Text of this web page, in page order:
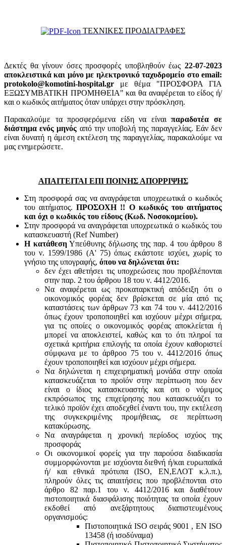
ΤΕΧΝΙΚΕΣ ΠΡΟΔΙΑΓΡΑΦΕΣ
Δεκτές θα γίνουν όσες προσφορές υποβληθούν έως 22-07-2023
αποκλειστικά και μόνο με ηλεκτρονικό ταχυδρομείο στο email:
protokolo@komotini-hospital.gr με θέμα "ΠΡΟΣΦΟΡΑ ΓΙΑ
ΕΞΩΣΥΜΒΑΤΙΚΗ ΠΡΟΜΗΘΕΙΑ" και θα αναφέρεται το είδος ή/
και ο κωδικός αιτήματος όταν υπάρχει στην πρόσκληση.
Παρακαλούμε τα προσφερόμενα είδη να είναιπαραδοτέα σε
διάστημα ενός μηνός από την υποβολή της παραγγελίας. Εάν δεν
είναι δυνατή η άμεση εκτέλεση της παραγγελίας, παρακαλούμε να
μας ενημερώσετε.
ΑΠΑΙΤΕΙΤΑΙ ΕΠΙ ΠΟΙΝΗΣ ΑΠΟΡΡΙΨΗΣ
Στη προσφορά σας να αναγράφεται υποχρεωτικά ο κωδικός
του αιτήματος.ΠΡΟΣΟΧΗ !! Ο κωδικός του αιτήματος
και όχι ο κωδικός του είδους (Κωδ. Νοσοκομείου).
Στην προσφορά να αναγράφεται υποχρεωτικά ο κωδικός του
κατασκευαστή (Ref Number)
Η κατάθεσηΥπεύθυνης δήλωσης της παρ. 4 του άρθρου 8
του ν. 1599/1986 (Α' 75) όπως εκάστοτε ισχύει, χωρίς το
γνήσιο της υπογραφής, όπου να δηλώνεται ότι:
δεν έχει αθετήσει τις υποχρεώσεις που προβλέπονται
στην παρ. 2 του άρθρου 18 του ν. 4412/2016.
Να αναφέρεται ως προκαταρκτική απόδειξη ότι ο
οικονομικός φορέας δεν βρίσκεται σε μία από τις
καταστάσεις των άρθρων 73 και 74 του ν. 4412/2016
όπως έχουν τροποποιηθεί και ισχύουν μέχρι σήμερα,
για τις οποίες ο οικονομικός φορέας αποκλείεται ή
μπορεί να αποκλειστεί, καθώς και το ότι πληροί τα
σχετικά κριτήρια επιλογής τα οποία έχουν καθοριστεί
σύμφωνα με τo άρθροo 75 του ν. 4412/2016 όπως
έχουν τροποποιηθεί και ισχύουν μέχρι σήμερα.
Να δηλώνεται η επιχειρηματική μονάδα στην οποία
κατασκευάζεται το προϊόν στην περίπτωση που δεν
είναι ο ίδιος κατασκευαστής και oτι ο νόμιμος
εκπρόσωπος της επιχείρησης που κατασκευάζει το
τελικό προϊόν έχει αποδεχθεί έναντι του, την εκτέλεση
της συγκεκριμένης προμήθειας, σε περίπτωση
κατακύρωσης.
Να αναγράφεται η χρονική περίοδος ισχύος της
προσφοράς
Οι οικονομικοί φορείς για την παρούσα διαδικασία
συμμορφώνονται με ισχύοντα διεθνή ή/και ευρωπαϊκά
ή/ και εθνικά πρότυπα (ISO, ΕΝ,ΕΛΟΤ κ.λ.π.),
πληρούν όλες τις απαιτήσεις που προβλέπονται στο
άρθρο 82 παρ.1 του ν. 4412/2016 και διαθέτουν
πιστοποιητικά διασφάλισης ποιότητας τα οποία έχουν
εκδοθεί από ανεξάρτητους διαπιστευμένους
οργανισμούς:
Πιστοποιητικά ISO σειράς 9001 , ΕΝ ISO
13458 (ή ισοδύναμα)